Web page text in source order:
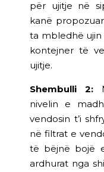
për ujitje në
kanë
ta mbledhë ujin
kontejner të
ujitje.
Shembulli 2:
nivelin e
vendosin t’i
në filtrat e
të bëjnë bojë
ardhurat nga